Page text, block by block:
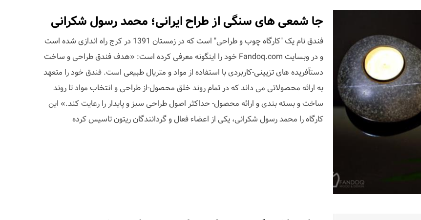
جا شمعی های سنگی از طراح ایرانی؛ محمد رسول شکرانی
فندق نام یک "کارگاه چوب و طراحی" است که در زمستان 1391 در کرج راه اندازی شده است
و در وبسایت Fandoq.com خود را اینگونه معرفی کرده است: «هدف فندق طراحی و ساخت
دستآفریده های تزیینی-کاربردی با استفاده از مواد و متریال طبیعی است. فندق خود را متعهد
به ارائه محصولاتی می داند که در تمام روند خلق محصول-از طراحی و انتخاب مواد تا روند
ساخت و بسته بندی و ارائه محصول- حداکثر اصول طراحی سبز و پایدار را رعایت کند.» این
کارگاه را محمد رسول شکرانی، یکی از اعضاء فعال و گردانندگان ریتون تاسیس کرده